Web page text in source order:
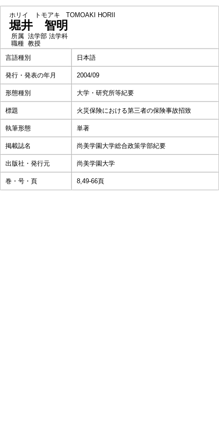
ホリイ トモアキ TOMOAKI HORII
堀井 智明
所属 法学部 法学科
職種 教授
言語種別
日本語
発行・発表の年月 2004/09
形態種別 大学・研究所等紀要
標題 火災保険における第三者の保険事故招致
執筆形態 単著
掲載誌名 尚美学園大学総合政策学部紀要
出版社・発行元 尚美学園大学
巻・号・頁 8,49-66頁